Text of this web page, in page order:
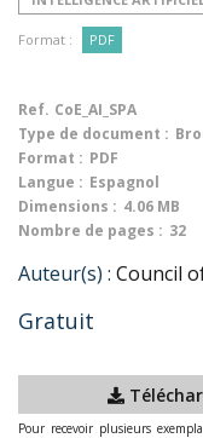
Format : PDF
Ref. CoE_AI_SPA
Type de document :
Format : PDF
Langue : Espagnol
Dimensions : 4.06 MB
Nombre de pages : 32
Auteur(s) : Council
Gratuit
Pour recevoir plusieurs